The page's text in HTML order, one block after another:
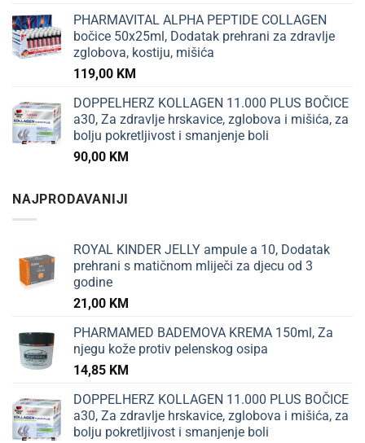
PHARMAVITAL ALPHA PEPTIDE COLLAGEN
bočice 50x25ml, Dodatak prehrani za zdravlje
zglobova, kostiju, mišića
119,00 KM
DOPPELHERZ KOLLAGEN 11.000 PLUS BOČICE
a30, Za zdravlje hrskavice, zglobova i mišića, za
bolju pokretljivost i smanjenje boli
90,00 KM
NAJPRODAVANIJI
ROYAL KINDER JELLY ampule a 10, Dodatak
prehrani s matičnom mliječi za djecu od 3
godine
21,00 KM
PHARMAMED BADEMOVA KREMA 150ml, Za
njegu kože protiv pelenskog osipa
14,85 KM
DOPPELHERZ KOLLAGEN 11.000 PLUS BOČICE
a30, Za zdravlje hrskavice, zglobova i mišića, za
bolju pokretljivost i smanjenje boli